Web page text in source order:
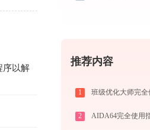
序以解
推荐内容
1
2